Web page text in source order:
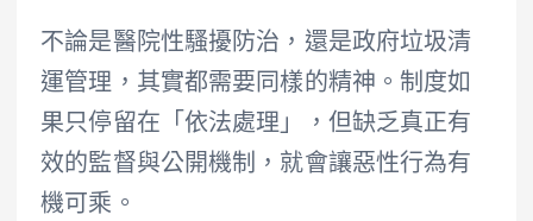
不論是醫院性騷擾防治，還是政府垃圾清
運管理，其實都需要同樣的精神。制度如
果只停留在「依法處理」，但缺乏真正有
效的監督與公開機制，就會讓惡性行為有
機可乘。